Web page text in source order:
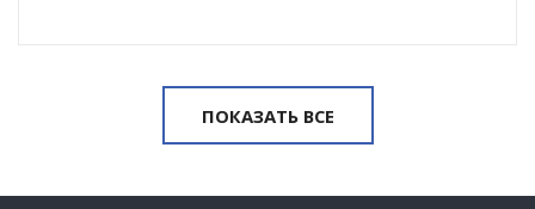
ПОКАЗАТЬ ВСЕ